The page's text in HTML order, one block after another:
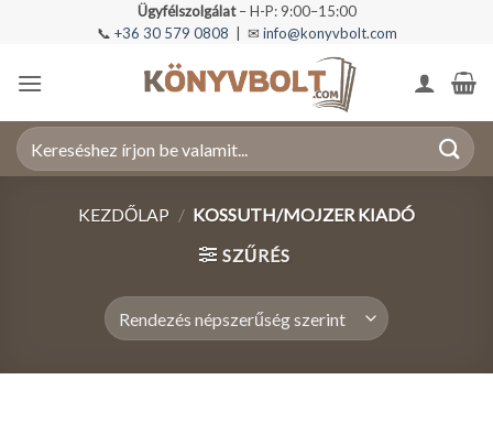
Ügyfélszolgálat– H-P: 9:00–15:00
📞 +36 30 579 0808 | ✉ info@konyvbolt.com
Keresés
a
KEZDŐLAP / KOSSUTH/MOJZER KIADÓ
SZŰRÉS